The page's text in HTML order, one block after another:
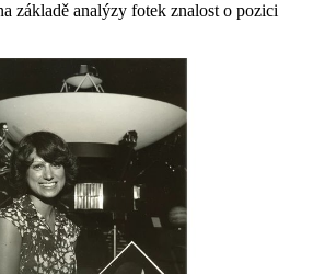
základě analýzy fotek znalost o pozici